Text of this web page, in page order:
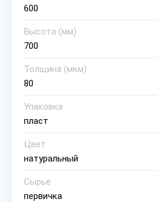
600
Высота (мм)
700
Толщина (мкм)
80
Упаковка
пласт
Цвет
натуральный
Сырье
первичка